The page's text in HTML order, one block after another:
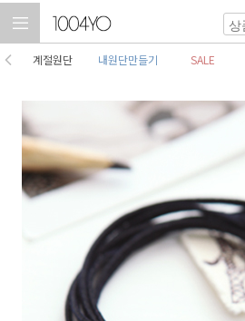
계절원단 내원단만들기 SALE